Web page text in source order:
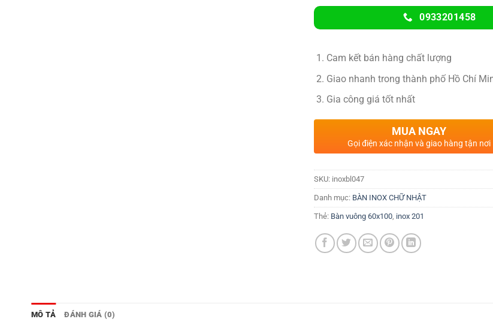
0933201458
Cam kết bán hàng chất lượng
Giao nhanh trong thành phố Hồ Chí
Gia công giá tốt nhất
MUA NGAY
Gọi điện xác nhận và giao hàng tận nơi
SKU: inoxbl047
Danh mục: BÀN INOX CHỮ NHẬT
Thẻ: Bàn vuông 60x100, inox 201
MÔ TẢ ĐÁNH GIÁ (0)